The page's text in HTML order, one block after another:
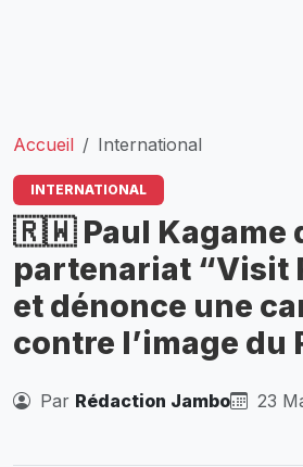
Accueil International
INTERNATIONAL
🇷🇼 Paul Kagame
partenariat “Visit
et dénonce une
contre l’image du
Par Rédaction Jambo 23